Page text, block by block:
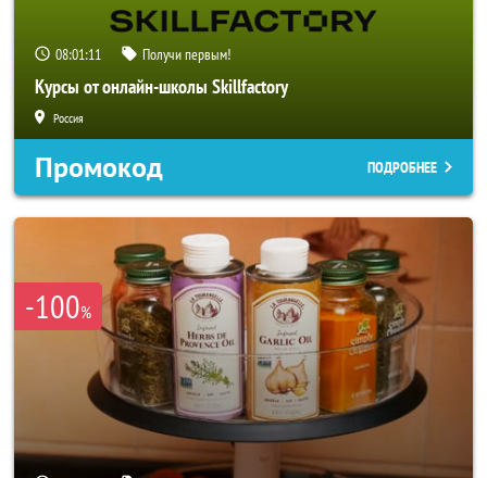
08:01:08 Получи первым!
Курсы от онлайн-школы Skillfactory
Россия
Промокод ПОДРОБНЕЕ
-100%